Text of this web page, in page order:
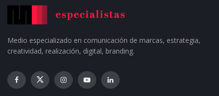
Medio especializado en comunicación de marcas, estrategia,
creatividad, realización, digital, branding.